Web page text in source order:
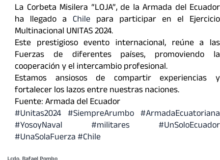
La Corbeta Misilera “LOJA”, de la Armada del Ecuador
ha llegado a Chile para participar en el Ejercicio
Multinacional UNITAS 2024.
Este prestigioso evento internacional, reúne a las
Fuerzas de diferentes países, promoviendo la
cooperación y el intercambio profesional.
Estamos ansiosos de compartir experiencias y
fortalecer los lazos entre nuestras naciones.
Fuente: Armada del Ecuador
#Unitas2024 #SiempreArumbo #ArmadaEcuatoriana
#YosoyNaval
#militares
#UnSoloEcuador
#UnaSolaFuerza#Chile